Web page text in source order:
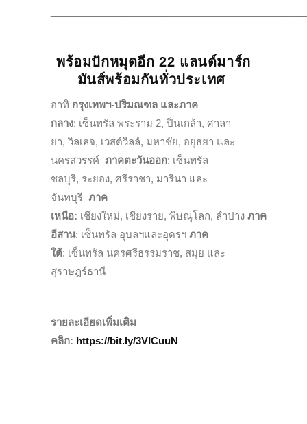
พร้อมปักหมุดอีก22 แลนด์มาร์ก
มันส์พร้อมกันทั่วประเทศ
อาทิ กรุงเทพฯ-ปริมณฑล และภาค
กลาง: เซ็นทรัล พระราม 2, ปิ่นเกล้า, ศาลา
ยา, วิลเลจ, เวสต์วิลล์, มหาชัย, อยุธยา และ
นครสวรรค์ ภาคตะวันออก: เซ็นทรัล
ชลบุรี, ระยอง, ศรีราชา, มารีนา และ
จันทบุรี ภาค
เหนือ: เชียงใหม่, เชียงราย, พิษณุโลก, ลำปาง ภาค
อีสาน: เซ็นทรัล อุบลฯและอุดรฯ ภาค
ใต้: เซ็นทรัล นครศรีธรรมราช, สมุย และ
สุราษฎร์ธานี
รายละเอียดเพิ่มเติม
คลิก: https://bit.ly/3VICuuN